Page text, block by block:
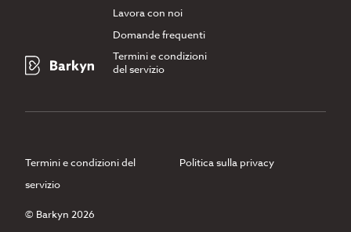
Lavora con noi
Domande frequenti
Termini e condizioni
del servizio
Termini e condizioni del
servizio
Politica sulla privacy
© Barkyn 2026